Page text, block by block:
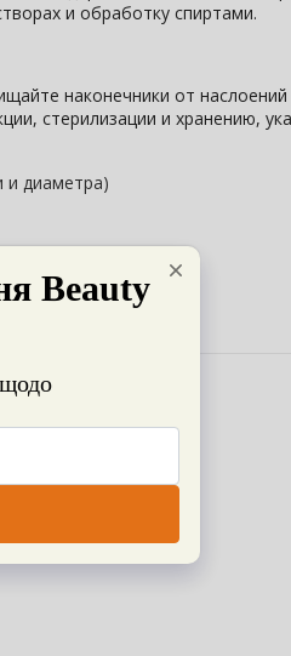
и обработку спиртами.
наконечники от наслоений
стерилизации и хранению,
и диаметра)